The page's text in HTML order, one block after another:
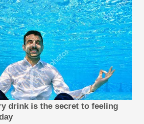
drink is the secret to feeling